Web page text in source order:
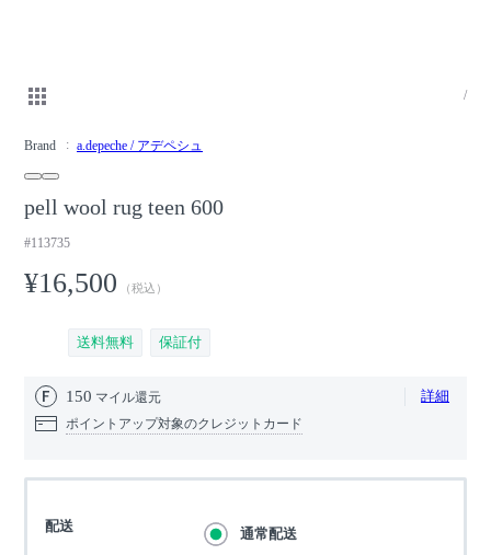
/
Brand a.depeche / アデペシュ
pell wool rug teen 600
#113735
¥16,500 （税込）
送料無料 保証付
150 マイル還元 詳細
ポイントアップ対象のクレジットカード
配送 通常配送